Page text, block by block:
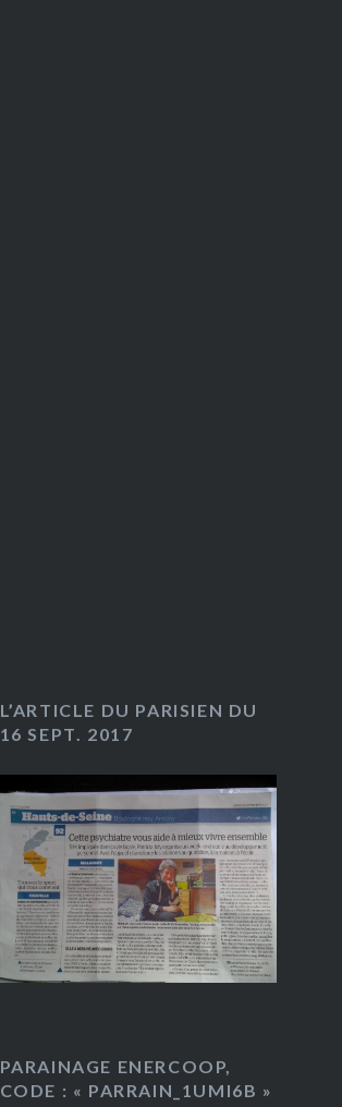
L’ARTICLE DU PARISIEN DU
16 SEPT. 2017
PARAINAGE ENERCOOP,
CODE : « PARRAIN_1UMI6B »